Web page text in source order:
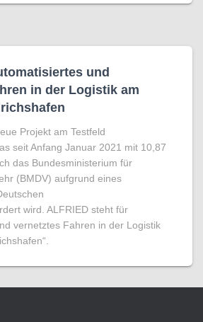
und
in der Logistik am
Projekt am Testfeld
seit Anfang Januar 2021 mit 10,87
das Bundesministerium für
(BMDV) aufgrund eines
wird. ALFRIED steht für
vernetztes Fahren in der Logistik